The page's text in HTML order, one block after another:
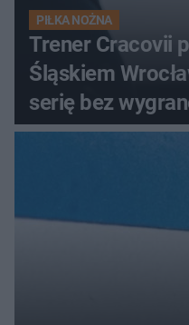
PIŁKA NOŻNA
Trener Cracovii
Śląskiem
serię bez